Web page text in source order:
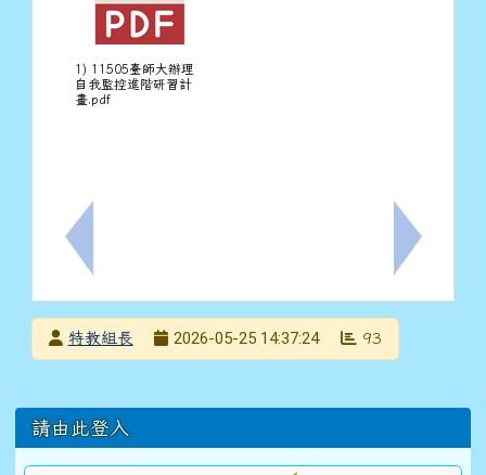
上一筆：轉知永仁永仁高中舞蹈暑期營隊—「藝起FUN
1) 11505臺師大辦理
自我監控進階研習計
畫.pdf
下一筆：
發布者特教組長
2026-05-25 14:37:24 93
左邊區域內容
請由此登入